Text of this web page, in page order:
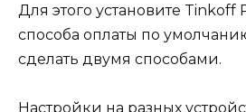
Для этого установите Tinkoff
способа оплаты по
сделать двумя способами.
Настройки на разных